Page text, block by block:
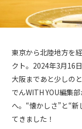
東京から北陸地方を
クト。2024年3月16
大阪まであと少しの
でんWITH YOU編集
へ。“懐かしさ”と“
てきました！